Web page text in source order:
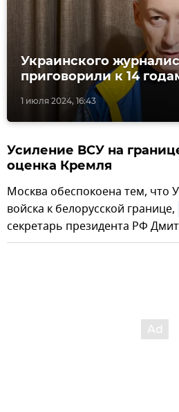
1 июля 2024, 16:43
Украинского
приговорили к 14
Усиление ВСУ на
оценка Кремля
Москва обеспокоена тем, что
войска к белорусской границе,
секретарь президента РФ